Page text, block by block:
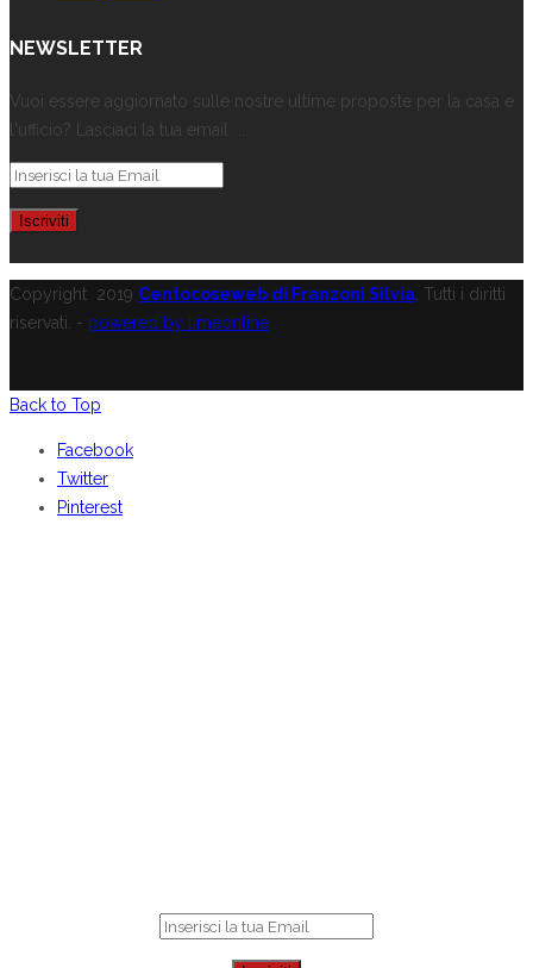
NEWSLETTER
Vuoi essere aggiornato sulle nostre ultime proposte per la casa e
l'ufficio? Lasciaci la tua email ...
Copyright 2019 Centocoseweb di Franzoni Silvia. Tutti i diritti
riservati. - powered by limeonline
Back to Top
Facebook
Twitter
Pinterest